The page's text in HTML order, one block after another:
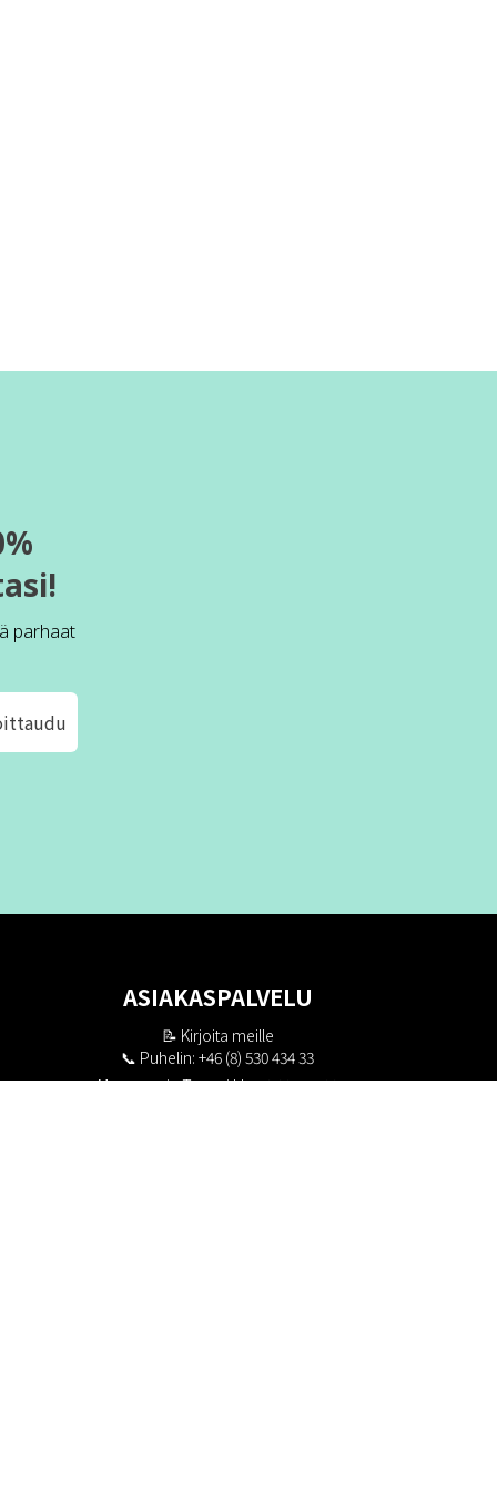
parhaat
ASIAKASPALVELU
📝 Kirjoita meille
📞 Puhelin: +46 (8) 530 434 33
Maanantai - Torstai klo 10.00 - 17.00